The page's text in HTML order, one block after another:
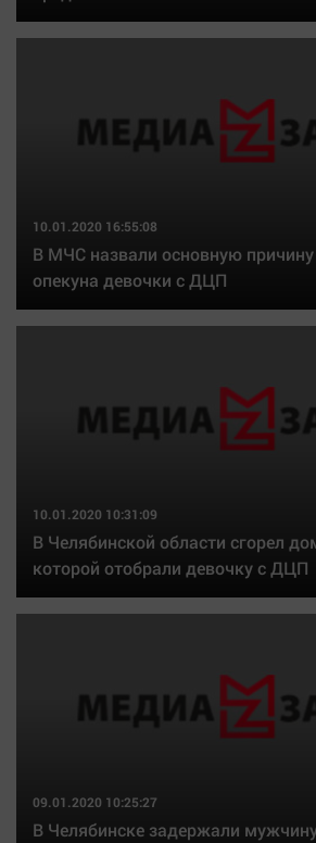
10.01.2020 16:55:08
В МЧС назвали основную
опекуна девочки с ДЦП
10.01.2020 10:31:09
В Челябинской области сгорел
которой отобрали девочку с ДЦП
09.01.2020 10:25:27
В Челябинске задержали